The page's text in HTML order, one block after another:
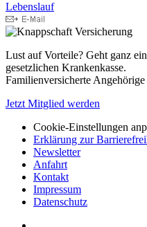
Lebenslauf
Lust auf Vorteile? Geht ganz
gesetzlichen Krankenkasse.
Familienversicherte
Jetzt Mitglied werden
Cookie-Einstellungen
Erklärung zur
Newsletter
Anfahrt
Kontakt
Impressum
Datenschutz